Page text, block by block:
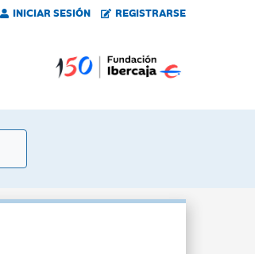
INICIAR SESIÓN REGISTRARSE